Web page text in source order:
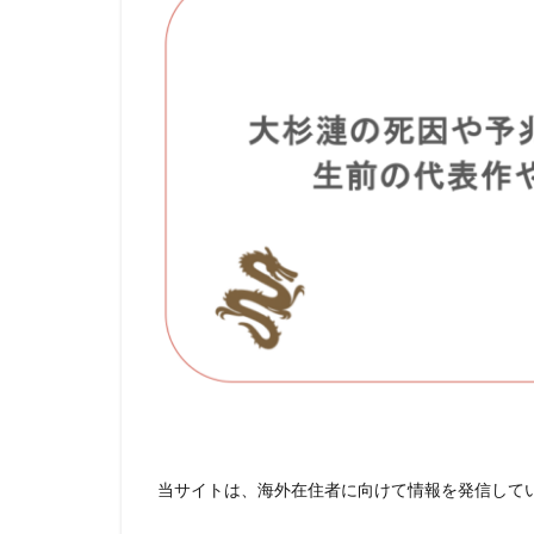
当サイトは、海外在住者に向けて情報を発信して